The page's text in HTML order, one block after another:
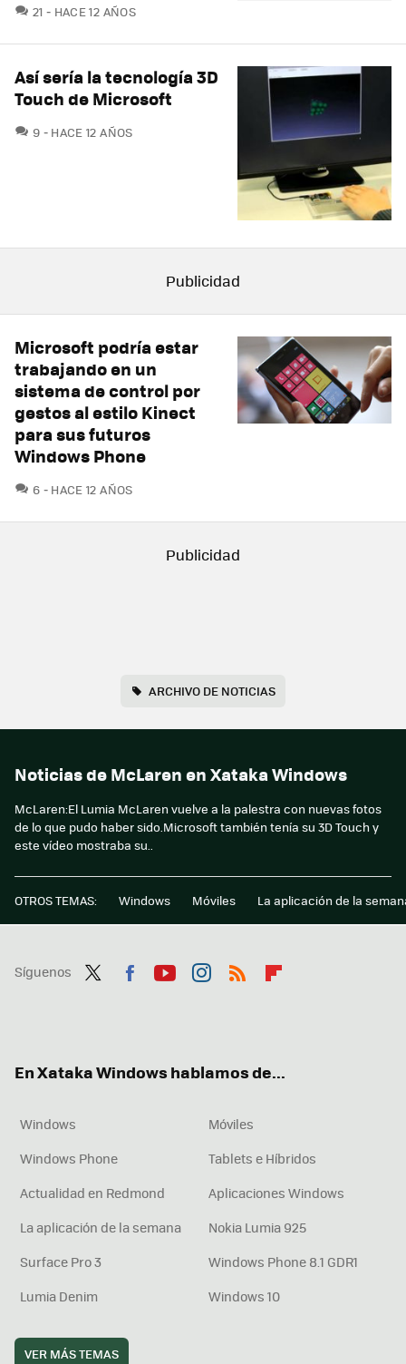
21 COMENTARIOS
HACE 12 AÑOS
Así sería la tecnología 3D
Touch de Microsoft
9 COMENTARIOS
HACE 12 AÑOS
Microsoft podría estar
trabajando en un
sistema de control por
gestos al estilo Kinect
para sus futuros
Windows Phone
6 COMENTARIOS
HACE 12 AÑOS
ARCHIVO DE NOTICIAS
Noticias de McLaren en Xataka Windows
McLaren:El Lumia McLaren vuelve a la palestra con nuevas fotos
de lo que pudo haber sido.Microsoft también tenía su 3D Touch y
este vídeo mostraba su..
OTROS TEMAS: Windows Móviles La aplicación de la
Síguenos
En Xataka Windows hablamos de...
Windows
Móviles
Windows Phone
Tablets e Híbridos
Actualidad en Redmond
Aplicaciones Windows
La aplicación de la semana
Nokia Lumia 925
Surface Pro 3
Windows Phone 8.1 GDR1
Lumia Denim
Windows 10
VER MÁS TEMAS